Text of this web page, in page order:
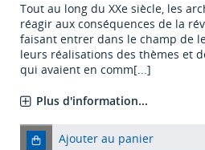
Tout au long du XXe siècle, les
réagir aux conséquences de la
faisant entrer dans le champ de
leurs réalisations des thèmes et
qui avaient en comm[...]
Plus d'information...
Ajouter au panier